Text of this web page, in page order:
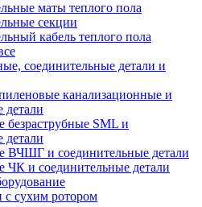
маты теплого пола
секции
кабель теплого пола
соединительные детали и
канализационные и
детали
безраструбные SML и
детали
ВЧШГ и соединительные детали
ЧК и соединительные детали
сухим ротором